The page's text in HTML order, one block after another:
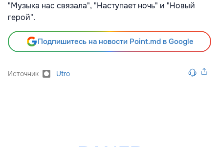
"Музыка нас связала", "Наступает ночь" и "Новый
герой".
Подпишитесь на новости Point.md в Google
Источник Utro